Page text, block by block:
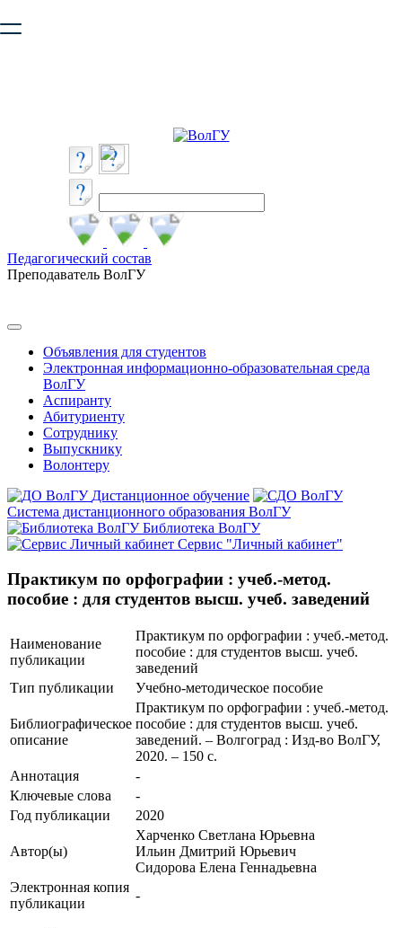
безопасную работу с сайтом. Пожалуйста
Педагогический состав
Преподаватель ВолГУ
Объявления для студентов
Электронная информационно-образовательная среда
ВолГУ
Аспиранту
Абитуриенту
Сотруднику
Выпускнику
Волонтеру
Дистанционное обучение
Система дистанционного образования ВолГУ
Библиотека ВолГУ
Сервис "Личный кабинет"
Практикум по орфографии : учеб.-метод.
пособие : для студентов высш. учеб. заведений
Наименование
публикации
Практикум по орфографии : учеб.-метод.
пособие : для студентов высш. учеб.
заведений
Тип публикации
Учебно-методическое пособие
Библиографическое
описание
Практикум по орфографии : учеб.-метод.
пособие : для студентов высш. учеб.
заведений. – Волгоград : Изд-во ВолГУ,
2020. – 150 с.
Аннотация
-
Ключевые cлова
-
Год публикации
2020
Автор(ы)
Харченко Светлана Юрьевна
Ильин Дмитрий Юрьевич
Сидорова Елена Геннадьевна
Электронная копия
публикации
-